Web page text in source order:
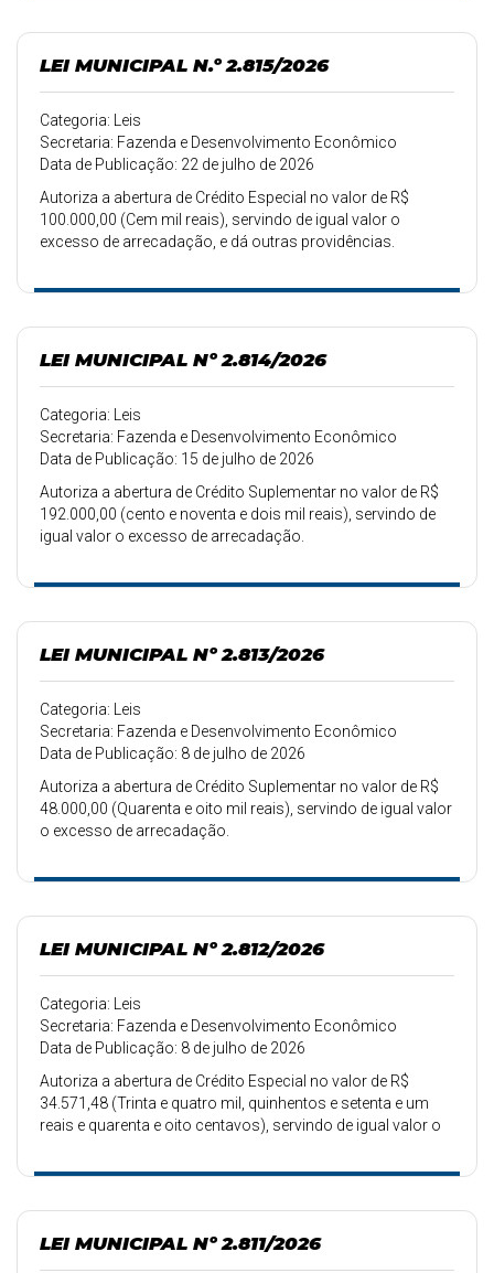
LEI MUNICIPAL N.º 2.815/2026
Categoria: Leis
Secretaria: Fazenda e Desenvolvimento Econômico
Data de Publicação: 22 de julho de 2026
Autoriza a abertura de Crédito Especial no valor de R$
100.000,00 (Cem mil reais), servindo de igual valor o
excesso de arrecadação, e dá outras providências.
LEI MUNICIPAL Nº 2.814/2026
Categoria: Leis
Secretaria: Fazenda e Desenvolvimento Econômico
Data de Publicação: 15 de julho de 2026
Autoriza a abertura de Crédito Suplementar no valor de R$
192.000,00 (cento e noventa e dois mil reais), servindo de
igual valor o excesso de arrecadação.
LEI MUNICIPAL Nº 2.813/2026
Categoria: Leis
Secretaria: Fazenda e Desenvolvimento Econômico
Data de Publicação: 8 de julho de 2026
Autoriza a abertura de Crédito Suplementar no valor de R$
48.000,00 (Quarenta e oito mil reais), servindo de igual valor
o excesso de arrecadação.
LEI MUNICIPAL Nº 2.812/2026
Categoria: Leis
Secretaria: Fazenda e Desenvolvimento Econômico
Data de Publicação: 8 de julho de 2026
Autoriza a abertura de Crédito Especial no valor de R$
34.571,48 (Trinta e quatro mil, quinhentos e setenta e um
reais e quarenta e oito centavos), servindo de igual valor o
LEI MUNICIPAL Nº 2.811/2026